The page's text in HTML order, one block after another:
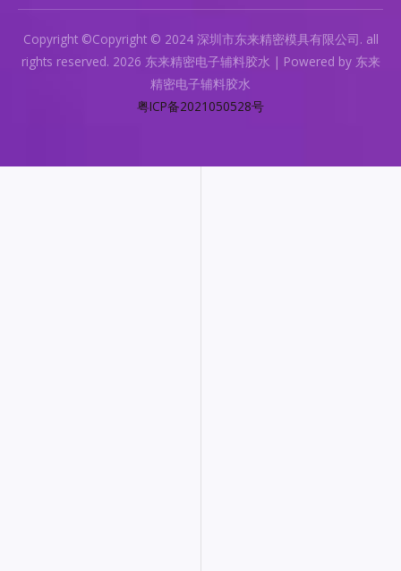
Copyright ©Copyright © 2024 深圳市东来精密模具有限公司. all
rights reserved. 2026 东来精密电子辅料胶水 | Powered by 东来
精密电子辅料胶水
粤ICP备2021050528号